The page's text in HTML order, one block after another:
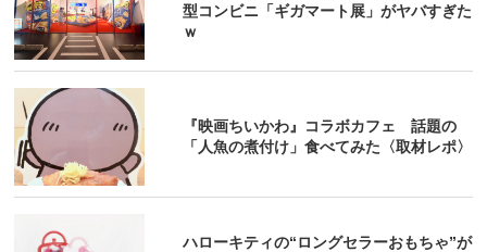
型コンビニ「ギガマート展」がヤバすぎた
ｗ
『映画ちいかわ』コラボカフェ 話題の
「人魚の煮付け」食べてみた〈取材レポ〉
ハローキティの“ロングセラーおもちゃ”が